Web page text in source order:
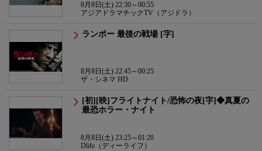
8月8日(土) 22:30～00:55
アジアドラマチックTV（アジドラ）
ランボー 最後の戦場 [字]
8月8日(土) 22:45～00:25
ザ・シネマ HD
[初][映]フライトナイト/恐怖の夜[字]◆真夏の
最恐ホラー・ナイト
8月8日(土) 23:25～01:20
Dlife（ディーライフ）